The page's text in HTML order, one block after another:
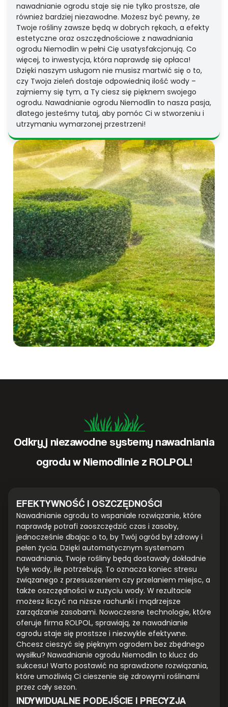
nawadnianie ogrodu staje się nie tylko prostsze, ale
również bardziej niezawodne. Możesz być pewny, że
Twoje rośliny zawsze będą w dobrych rękach, a efekty
estetyczne oraz oszczędnościowe z nawadniania
ogrodu Niemodlin w pełni Cię usatysfakcjonują. Co
więcej, to inwestycja, która naprawdę się opłaca!
Dzięki naszym usługom nie musisz martwić się o to,
czy Twoja zieleń dostaje odpowiednią ilość wody –
zajmiemy się tym, a Ty ciesz się pięknem swojego
ogrodu. Nawadnianie ogrodu Niemodlin to nasza pasja,
dlatego jesteśmy tutaj, aby pomóc Ci w stworzeniu i
utrzymaniu wymarzonej przestrzeni!
Odkryj niezawodne systemy nawadniania
ogrodu w Niemodlinie z ROLPOL!
EFEKTYWNOŚĆ I OSZCZĘDNOŚCI
Nawadnianie ogrodu to wspaniałe rozwiązanie, które
naprawdę potrafi zaoszczędzić czas i zasoby,
jednocześnie dbając o to, by Twój ogród był zdrowy i
pełen życia. Dzięki automatycznym systemom
nawadniania, Twoje rośliny będą dostawały dokładnie
tyle wody, ile potrzebują. To oznacza koniec stresu
związanego z przesuszeniem czy przelaniem miejsc, a
także oszczędności w zużyciu wody. W rezultacie
możesz liczyć na niższe rachunki i mądrzejsze
zarządzanie zasobami. Nowoczesne technologie, które
oferuje firma ROLPOL, sprawiają, że nawadnianie
ogrodu staje się prostsze i niezwykle efektywne.
Chcesz cieszyć się pięknym ogrodem bez zbędnego
wysiłku? Nawadnianie ogrodu Niemodlin to klucz do
sukcesu! Warto postawić na sprawdzone rozwiązania,
które umożliwią Ci cieszenie się zdrowymi roślinami
przez cały sezon.
INDYWIDUALNE PODEJŚCIE I PRECYZJA